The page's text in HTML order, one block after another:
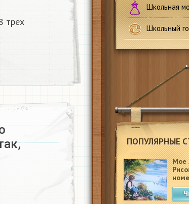
Школьная
Школьный
ПОПУЛЯРНЫЕ
Мое
трех